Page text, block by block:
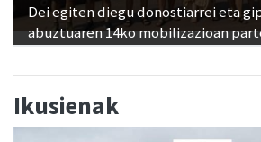
Dei egiten diegu donostiarrei eta
abuztuaren 14ko mobilizazioan
Ikusienak